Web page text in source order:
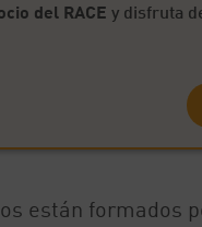
del RACE y disfruta
están formados